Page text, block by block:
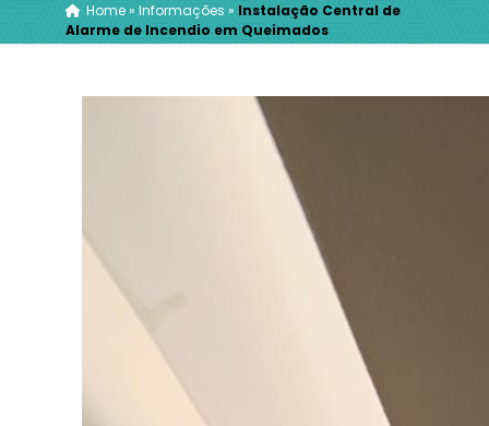
Home» Informações » Instalação Central de
Alarme de Incendio em Queimados